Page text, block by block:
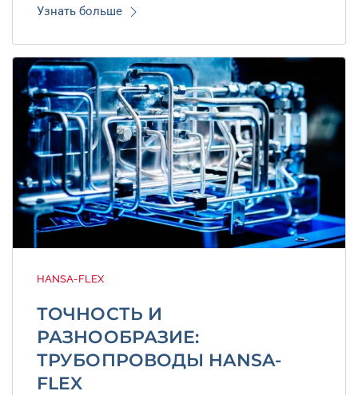
Узнать больше
HANSA-FLEX
ТОЧНОСТЬ И
РАЗНООБРАЗИЕ:
ТРУБОПРОВОДЫ HANSA-
FLEX